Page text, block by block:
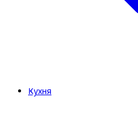
Кухня